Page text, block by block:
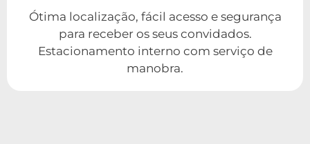
Ótima localização, fácil acesso e segurança
para receber os seus convidados.
Estacionamento interno com serviço de
manobra.